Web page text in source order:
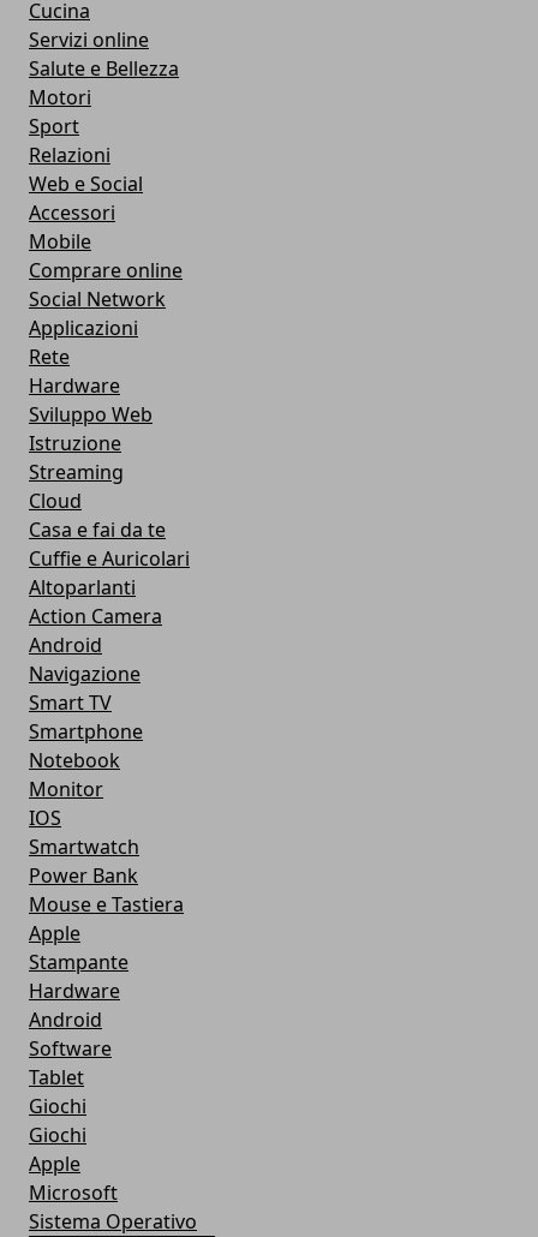
Cucina
Servizi online
Salute e Bellezza
Motori
Sport
Relazioni
Web e Social
Accessori
Mobile
Comprare online
Social Network
Applicazioni
Rete
Hardware
Sviluppo Web
Istruzione
Streaming
Cloud
Casa e fai da te
Cuffie e Auricolari
Altoparlanti
Action Camera
Android
Navigazione
Smart TV
Smartphone
Notebook
Monitor
IOS
Smartwatch
Power Bank
Mouse e Tastiera
Apple
Stampante
Hardware
Android
Software
Tablet
Giochi
Giochi
Apple
Microsoft
Sistema Operativo